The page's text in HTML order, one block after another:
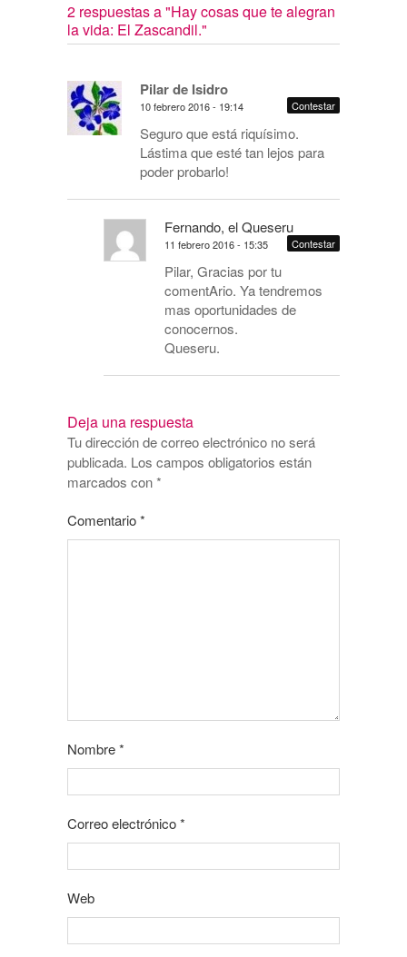
2 respuestas a"Hay cosas que te alegran
la vida: El Zascandil."
Pilar de Isidro
10 febrero 2016 - 19:14 Contestar
Seguro que está riquísimo.
Lástima que esté tan lejos para
poder probarlo!
Fernando, el Queseru
11 febrero 2016 - 15:35 Contestar
Pilar, Gracias por tu
comentArio. Ya tendremos
mas oportunidades de
conocernos.
Queseru.
Deja una respuesta
Tu dirección de correo electrónico no será
publicada. Los campos obligatorios están
marcados con*
Comentario*
Nombre*
Correo electrónico*
Web